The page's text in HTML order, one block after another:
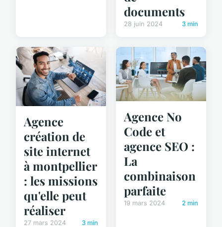
documents
28 juin 2024 3 min
Agence
création de
site internet
à montpellier
: les missions
qu'elle peut
réaliser
27 mars 2024 3 min
Agence No
Code et
agence SEO :
La
combinaison
parfaite
19 mars 2024 2 min